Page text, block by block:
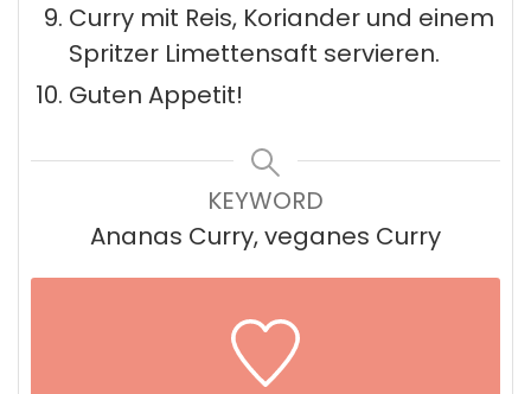
Curry mit Reis, Koriander und einem
Spritzer Limettensaft servieren.
Guten Appetit!
KEYWORD
Ananas Curry, veganes Curry